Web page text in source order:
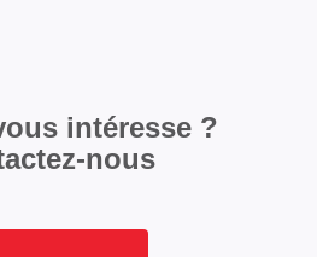
intéresse ?
nous